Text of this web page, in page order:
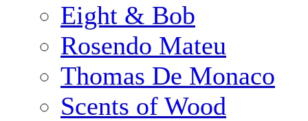
Eight & Bob
Rosendo Mateu
Thomas De Monaco
Scents of Wood